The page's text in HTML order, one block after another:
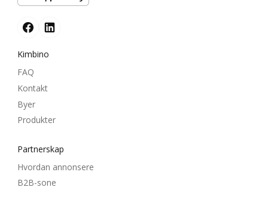
Kimbino
FAQ
Kontakt
Byer
Produkter
Partnerskap
Hvordan annonsere
B2B-sone